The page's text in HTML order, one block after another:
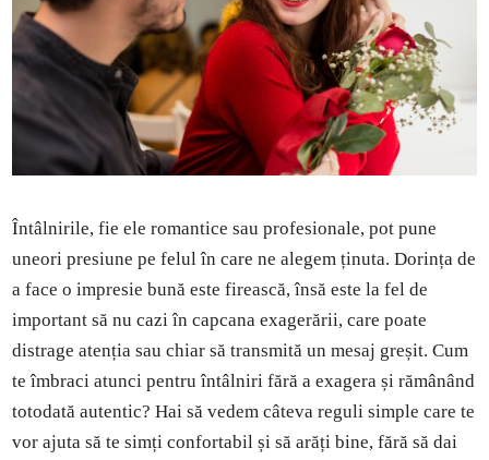
Întâlnirile, fie ele romantice sau profesionale, pot pune
uneori presiune pe felul în care ne alegem ținuta. Dorința de
a face o impresie bună este firească, însă este la fel de
important să nu cazi în capcana exagerării, care poate
distrage atenția sau chiar să transmită un mesaj greșit. Cum
te îmbraci atunci pentru întâlniri fără a exagera și rămânând
totodată autentic? Hai să vedem câteva reguli simple care te
vor ajuta să te simți confortabil și să arăți bine, fără să dai